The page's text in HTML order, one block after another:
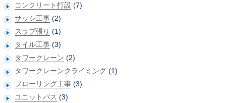
コンクリート打設 (7)
サッシ工事 (2)
スラブ張り (1)
タイル工事 (3)
タワークレーン (2)
タワークレーンクライミング (1)
フローリング工事 (3)
ユニットバス (3)